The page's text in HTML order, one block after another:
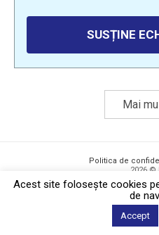
SUSȚINE
Mai
Politica de
2026 ©
Acest site foloseşte cookies
de
Accept